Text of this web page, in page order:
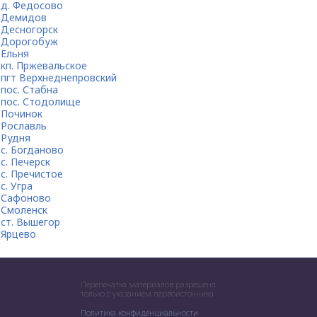
д. Федосово
Демидов
Десногорск
Дорогобуж
Ельня
кп. Пржевальское
пгт Верхнеднепровский
пос. Стабна
пос. Стодолище
Починок
Рославль
Рудня
с. Богданово
с. Печерск
с. Пречистое
с. Угра
Сафоново
Смоленск
ст. Вышегор
Ярцево
Перепечатка материалов разрешена
только с указанием первоисточника
Политика конфиденциальности